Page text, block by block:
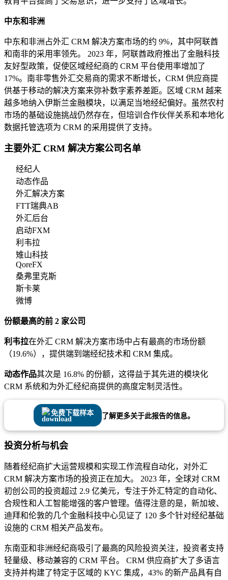
中东和非洲
中东和非洲占外汇 CRM 解决方案市场的约 9%，其中阿联酋
和南非的采用率领先。 2023 年，阿联酋政府推出了金融科技
友好型政策，促使区域经纪商的 CRM 平台使用率增加了
17%。南非零售外汇交易商的需求不断增长，CRM 供应商提
供基于移动的解决方案来弥补数字素养差距。区域 CRM 越来
越多地纳入伊斯兰金融模块，以满足当地经纪偏好。虽然农村
市场的基础设施挑战仍然存在，但培训合作伙伴关系和本地化
数据托管选项为 CRM 的采用提供了支持。
主要外汇 CRM 解决方案公司名单
经纪人
动态作品
外汇解决方案
FTT瑞典AB
外汇后台
启动FXM
利韦拉
雉山科技
QoreFX
桑弗里克斯
斯卡莱
微博
份额最高的前 2 家公司
利韦拉在外汇 CRM 解决方案市场中占有最高的市场份额
（19.6%），提供端到端经纪技术和 CRM 集成。
动态作品其次是 16.8% 的份额，这得益于其先进的模块化
CRM 系统和为外汇经纪商提供的高度定制灵活性。
免费下载样本 了解更多关于此报告的信息。
投资分析与机会
随着经纪商扩大运营规模和实现工作流程自动化，对外汇
CRM 解决方案市场的投资正在加大。 2023 年，全球对 CRM
初创公司的投资超过 2.9 亿美元，专注于外汇特定的自动化、
合规性和人工智能增强的客户管理。值得注意的是，新加坡、
迪拜和伦敦的几个金融科技中心见证了 120 多个针对经纪基础
设施的 CRM 相关产品发布。
东南亚和非洲经纪商吸引了最高的风险投资关注，投资者支持
轻量级、移动兼容的 CRM 平台。 CRM 供应商扩大了多语言
支持并构建了特定于区域的 KYC 集成，43% 的新产品具有自